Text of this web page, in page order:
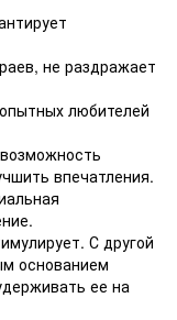
не раздражает
любителей
впечатления.
С другой
основанием
ее на